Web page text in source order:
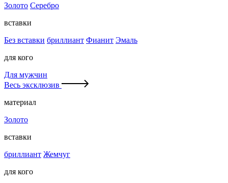
Золото Серебро
вставки
Без вставки бриллиант Фианит Эмаль
для кого
Для мужчин
Весь эксклюзив
материал
Золото
вставки
бриллиант Жемчуг
для кого